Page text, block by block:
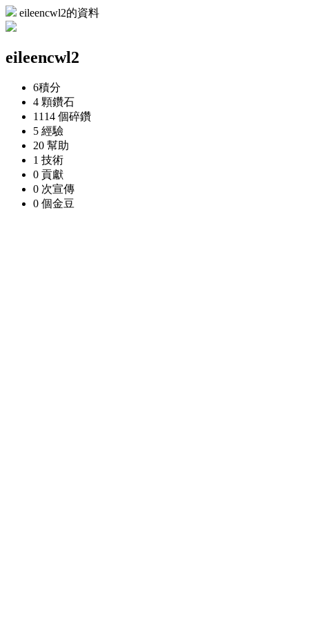
eileencwl2的資料
eileencwl2
6積分
4 顆鑽石
1114 個碎鑽
5 經驗
20 幫助
1 技術
0 貢獻
0 次宣傳
0 個金豆